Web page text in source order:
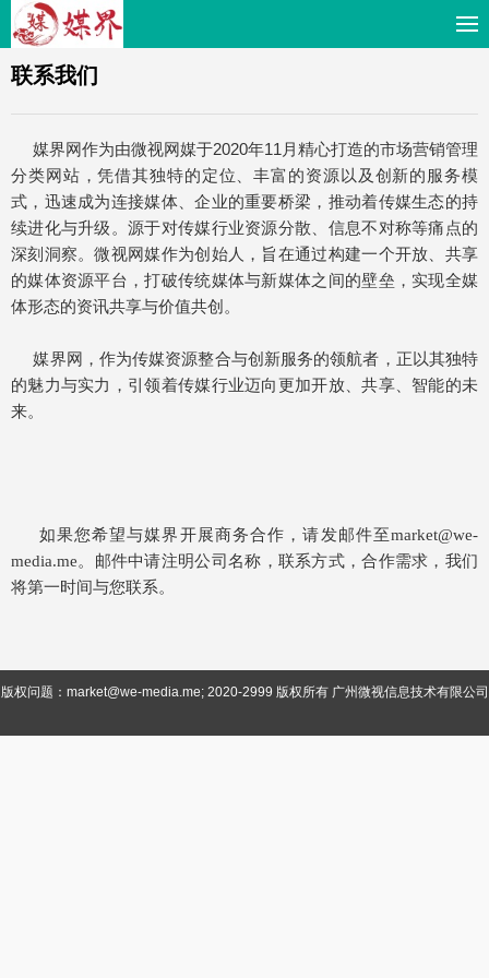
联系我们
媒界网作为由微视网媒于2020年11月精心打造的市场营销管理
分类网站，凭借其独特的定位、丰富的资源以及创新的服务模
式，迅速成为连接媒体、企业的重要桥梁，推动着传媒生态的持
续进化与升级。源于对传媒行业资源分散、信息不对称等痛点的
深刻洞察。微视网媒作为创始人，旨在通过构建一个开放、共享
的媒体资源平台，打破传统媒体与新媒体之间的壁垒，实现全媒
体形态的资讯共享与价值共创。
媒界网，作为传媒资源整合与创新服务的领航者，正以其独特
的魅力与实力，引领着传媒行业迈向更加开放、共享、智能的未
来。
如果您希望与媒界开展商务合作，请发邮件至market@we-
media.me。邮件中请注明公司名称，联系方式，合作需求，我们
将第一时间与您联系。
版权问题：market@we-media.me; 2020-2999 版权所有 广州微视信息技术有限公司